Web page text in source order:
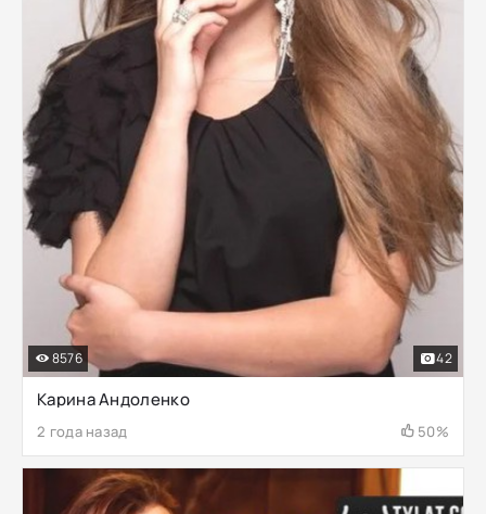
Карина Андоленко
2 года назад 50%
8576 42